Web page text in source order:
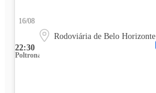
22:30
16/08
Rodoviária de Belo Horizonte
Poltrona